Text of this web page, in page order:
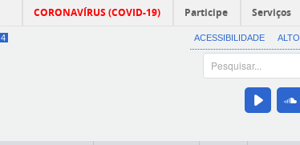
CORONAVÍRUS (COVID-19) Participe Serviços
4 ACESSIBILIDADE